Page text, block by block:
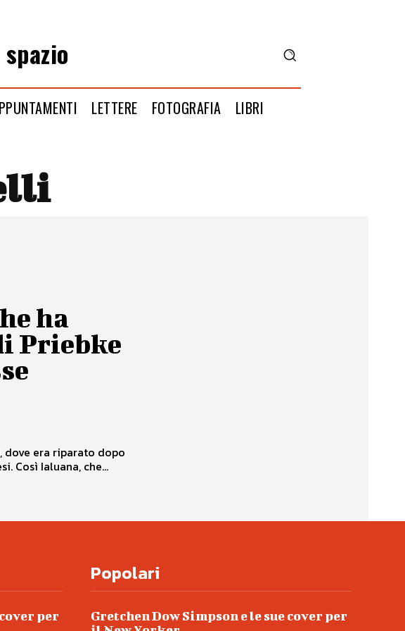
LETTERE FOTOGRAFIA LIBRI
ha
Priebke
dove era riparato dopo
Così Ialuana, che...
per
Popolari
Gretchen Dow Simpson e le sue cover per